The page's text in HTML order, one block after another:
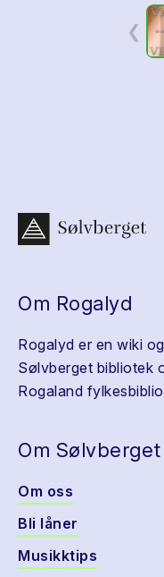
❮
Om Rogalyd
Rogalyd er en wiki
Sølvberget bibliotek
Rogaland
Om Sølvberget
Om oss
Bli låner
Musikktips